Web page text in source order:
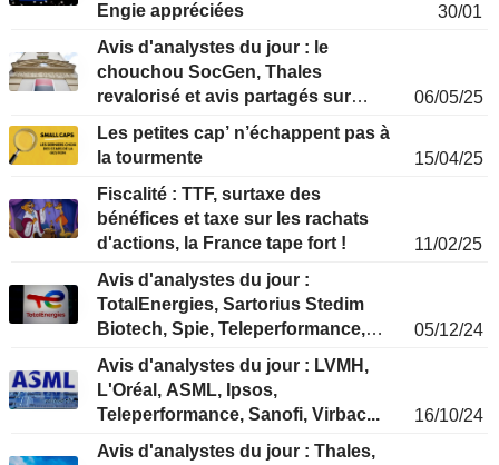
Engie appréciées
30/01
Avis d'analystes du jour : le
chouchou SocGen, Thales
revalorisé et avis partagés sur
06/05/25
Les petites cap’ n’échappent pas à
la tourmente
15/04/25
Fiscalité : TTF, surtaxe des
bénéfices et taxe sur les rachats
d'actions, la France tape fort !
11/02/25
Avis d'analystes du jour :
TotalEnergies, Sartorius Stedim
Biotech, Spie, Teleperformance,
05/12/24
Avis d'analystes du jour : LVMH,
L'Oréal, ASML, Ipsos,
Teleperformance, Sanofi, Virbac...
16/10/24
Avis d'analystes du jour : Thales,